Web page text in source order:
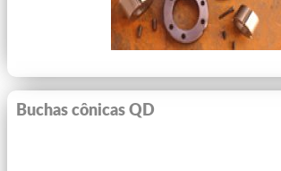
Buchas cônicas QD